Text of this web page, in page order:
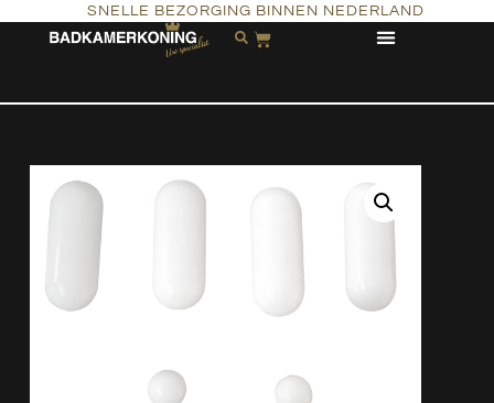
SNELLE BEZORGING BINNEN NEDERLAND